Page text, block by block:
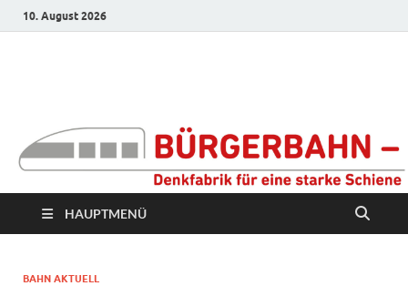
10. August 2026
Denkfabrik für eine
starke Schiene
HAUPTMENÜ
BAHN AKTUELL